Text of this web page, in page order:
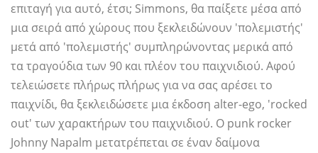
επιταγή για αυτό, έτσι; Simmons, θα παίξετε μέσα από
μια σειρά από χώρους που ξεκλειδώνουν 'πολεμιστής'
μετά από 'πολεμιστής' συμπληρώνοντας μερικά από
τα τραγούδια των 90 και πλέον του παιχνιδιού. Αφού
τελειώσετε πλήρως πλήρως για να σας αρέσει το
παιχνίδι, θα ξεκλειδώσετε μια έκδοση alter-ego, 'rocked
out' των χαρακτήρων του παιχνιδιού. Ο punk rocker
Johnny Napalm μετατρέπεται σε έναν δαίμονα